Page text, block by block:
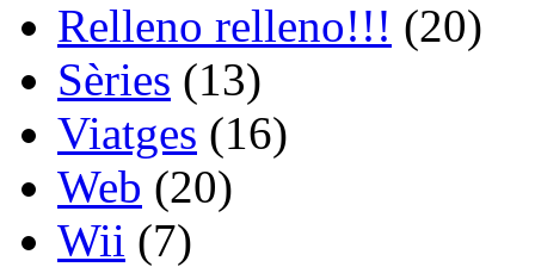
Relleno relleno!!! (20)
Sèries (13)
Viatges (16)
Web (20)
Wii (7)